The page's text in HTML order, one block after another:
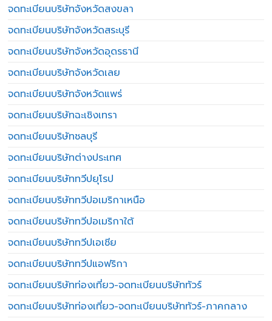
จดทะเบียนบริษัทจังหวัดสงขลา
จดทะเบียนบริษัทจังหวัดสระบุรี
จดทะเบียนบริษัทจังหวัดอุดรธานี
จดทะเบียนบริษัทจังหวัดเลย
จดทะเบียนบริษัทจังหวัดแพร่
จดทะเบียนบริษัทฉะเชิงเทรา
จดทะเบียนบริษัทชลบุรี
จดทะเบียนบริษัทต่างประเทศ
จดทะเบียนบริษัททวีปยุโรป
จดทะเบียนบริษัททวีปอเมริกาเหนือ
จดทะเบียนบริษัททวีปอเมริกาใต้
จดทะเบียนบริษัททวีปเอเชีย
จดทะเบียนบริษัททวีปแอฟริกา
จดทะเบียนบริษัทท่องเที่ยว-จดทะเบียนบริษัททัวร์
จดทะเบียนบริษัทท่องเที่ยว-จดทะเบียนบริษัททัวร์-ภาคกลาง